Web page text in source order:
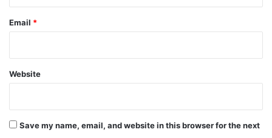
Email *
Website
Save my name, email, and website in this browser for the next